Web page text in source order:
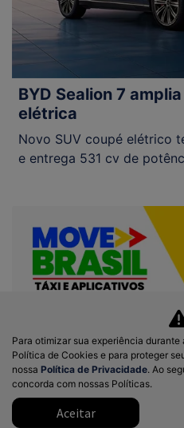
BYD Sealion 7
elétrica
Novo SUV coupé elétrico
e entrega 531 cv de
Para otimizar sua experiência
Política de Cookies e para proteger
nossa Política de Privacidade. Ao
concorda com nossas Políticas.
Aceitar